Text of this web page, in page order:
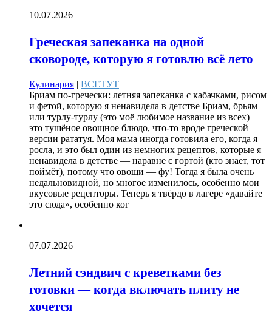
10.07.2026
Греческая запеканка на одной
сковороде, которую я готовлю всё лето
Кулинария | ВСЕТУТ
Бриам по-гречески: летняя запеканка с кабачками, рисом
и фетой, которую я ненавидела в детстве Бриам, брьям
или турлу-турлу (это моё любимое название из всех) —
это тушёное овощное блюдо, что-то вроде греческой
версии рататуя. Моя мама иногда готовила его, когда я
росла, и это был один из немногих рецептов, которые я
ненавидела в детстве — наравне с гортой (кто знает, тот
поймёт), потому что овощи — фу! Тогда я была очень
недальновидной, но многое изменилось, особенно мои
вкусовые рецепторы. Теперь я твёрдо в лагере «давайте
это сюда», особенно ког
07.07.2026
Летний сэндвич с креветками без
готовки — когда включать плиту не
хочется